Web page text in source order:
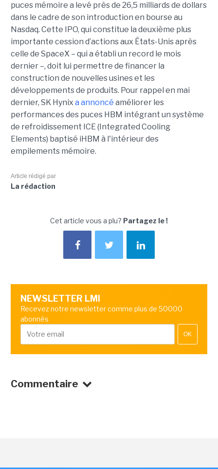
puces mémoire a levé près de 26,5 milliards de dollars
dans le cadre de son introduction en bourse au
Nasdaq. Cette IPO, qui constitue la deuxième plus
importante cession d’actions aux États-Unis après
celle de SpaceX – qui a établi un record le mois
dernier –, doit lui permettre de financer la
construction de nouvelles usines et les
développements de produits. Pour rappel en mai
dernier, SK Hynix a annoncé améliorer les
performances des puces HBM intégrant un système
de refroidissement ICE (Integrated Cooling
Elements) baptisé iHBM à l'intérieur des
empilements mémoire.
Article rédigé par
La rédaction
Cet article vous a plu? Partagez le !
NEWSLETTER LMI
Recevez notre newsletter comme plus de 50000
abonnés
OK
Commentaire